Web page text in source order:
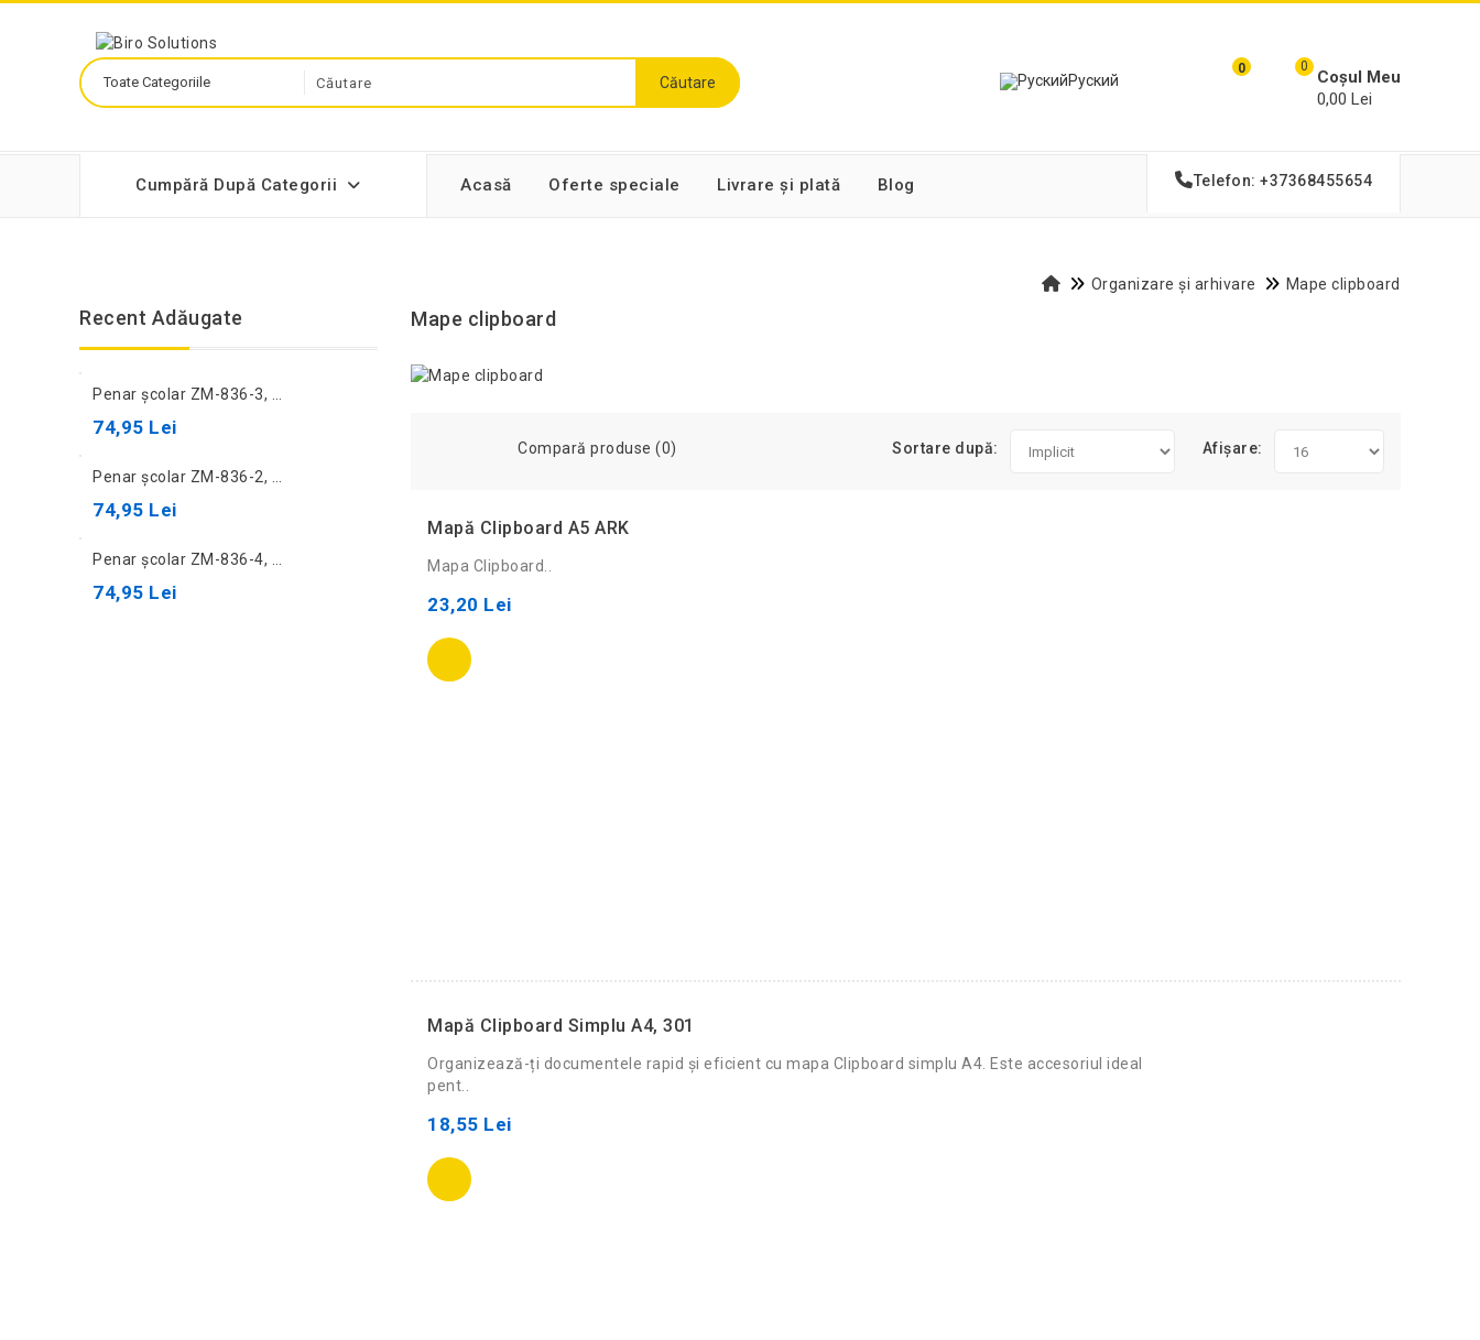
Căutare Руский
0 0
Coșul Meu
0,00 Lei
Cumpără După Categorii Acasă Oferte speciale Livrare și plată Blog Telefon: +37368455654
Recent Adăugate
74,95 Lei
74,95 Lei
74,95 Lei
Organizare și arhivare Mape clipboard
Mape clipboard
Compară produse (0) Sortare după: Afișare:
Mapă Clipboard A5 ARK
Mapa Clipboard..
23,20 Lei
Mapă Clipboard Simplu A4, 301
Organizează-ți documentele rapid și eficient cu mapa Clipboard simplu A4. Este accesoriul ideal
pent..
18,55 Lei